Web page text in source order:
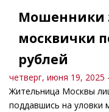
Мошенники
москвички
рублей
четверг, июня 19, 2025
Жительница Москвы
поддавшись на уловки